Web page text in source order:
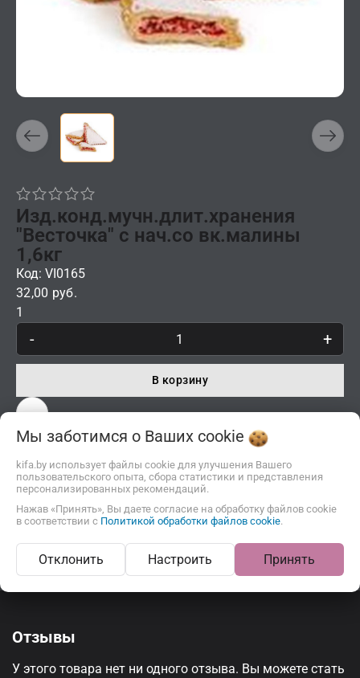
Изд.конд.мучн.длит.хранения
"Весточка" с нач.со вк.малины
1,6кг
Код: VI0165
32,00 руб.
1
- +
В корзину
Описание Отзывы
Отзывы
У этого товара нет ни одного отзыва. Вы можете стать
Мы заботимся о Ваших cookie
kifa.by использует файлы cookie для улучшения Вашего
пользовательского опыта, сбора статистики и представления
персонализированных рекомендаций.
Нажав «Принять», Вы даете согласие на обработку файлов cookie
в соответствии с Политикой обработки файлов cookie.
Отклонить Настроить Принять